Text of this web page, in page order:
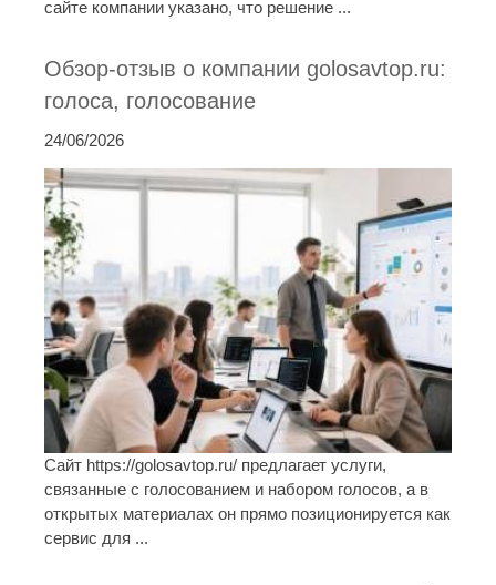
сайте компании указано, что решение ...
Обзор-отзыв о компании golosavtop.ru:
голоса, голосование
24/06/2026
Сайт https://golosavtop.ru/ предлагает услуги,
связанные с голосованием и набором голосов, а в
открытых материалах он прямо позиционируется как
сервис для ...